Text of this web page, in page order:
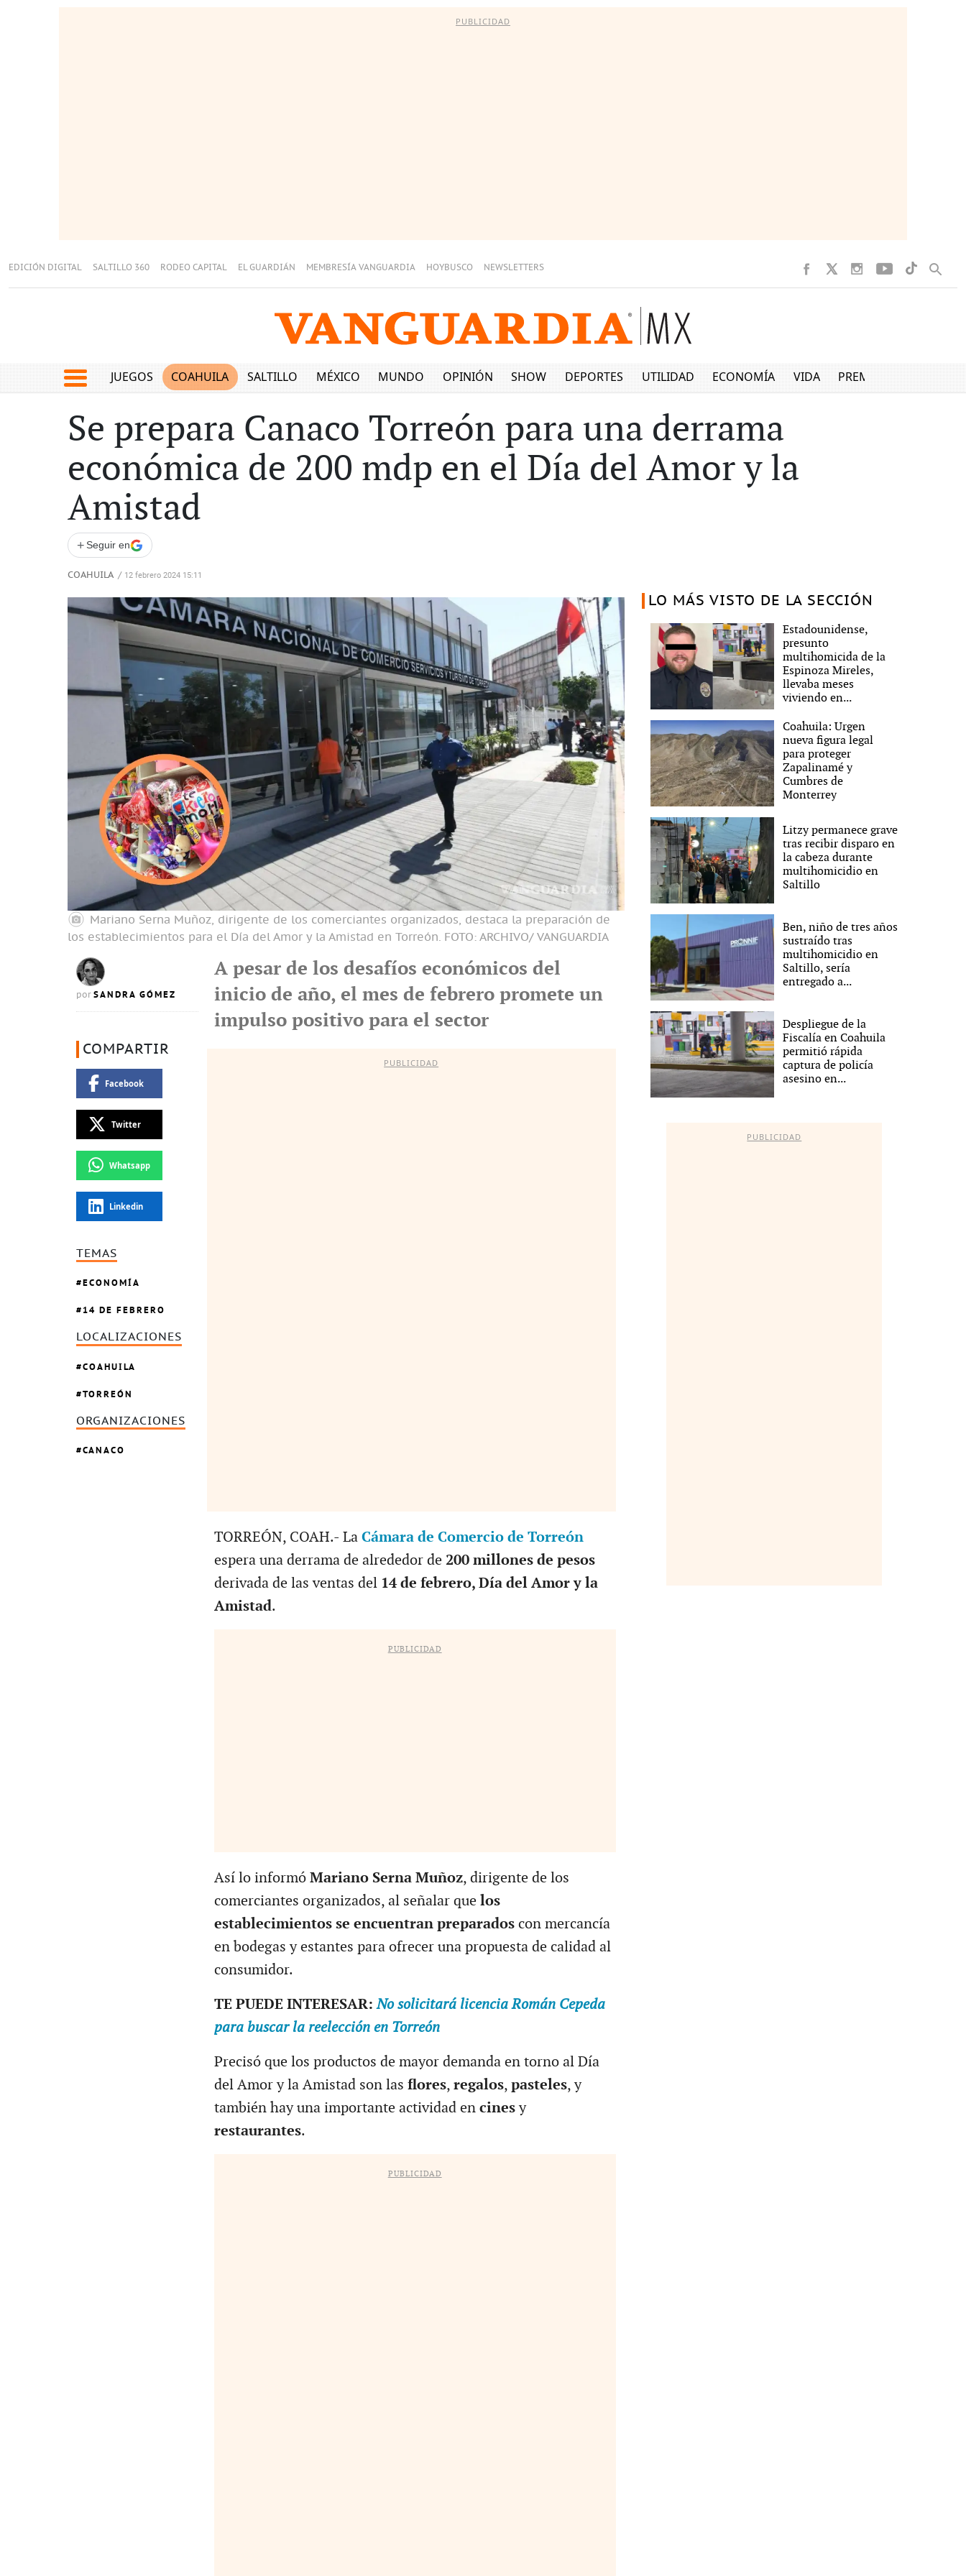
PUBLICIDAD
EDICIÓN DIGITAL SALTILLO 360 RODEO CAPITAL EL GUARDIÁN MEMBRESÍA VANGUARDIA HOYBUSCO NEWSLETTERS
JUEGOS COAHUILA SALTILLO MÉXICO MUNDO OPINIÓN SHOW DEPORTES UTILIDAD ECONOMÍA VIDA PREMIUM
Se prepara Canaco Torreón para una derrama
económica de 200 mdp en el Día del Amor y la
Amistad
+ Seguir en
COAHUILA / 12 febrero 2024 15:11
Mariano Serna Muñoz, dirigente de los comerciantes organizados, destaca la preparación de
los establecimientos para el Día del Amor y la Amistad en Torreón. FOTO: ARCHIVO/ VANGUARDIA
por SANDRA GÓMEZ
COMPARTIR
Facebook
Twitter
Whatsapp
Linkedin
TEMAS
ECONOMÍA
14 DE FEBRERO
LOCALIZACIONES
COAHUILA
TORREÓN
ORGANIZACIONES
CANACO
A pesar de los desafíos económicos del
inicio de año, el mes de febrero promete un
impulso positivo para el sector
PUBLICIDAD
TORREÓN, COAH.- La Cámara de Comercio de Torreón
espera una derrama de alrededor de 200 millones de pesos
derivada de las ventas del 14 de febrero, Día del Amor y la
Amistad.
PUBLICIDAD
Así lo informó Mariano Serna Muñoz, dirigente de los
comerciantes organizados, al señalar que los
establecimientos se encuentran preparadoscon mercancía
en bodegas y estantes para ofrecer una propuesta de calidad al
consumidor.
TE PUEDE INTERESAR:No solicitará licencia Román Cepeda
para buscar la reelección en Torreón
Precisó que los productos de mayor demanda en torno al Día
del Amor y la Amistad son las flores, regalos, pasteles, y
también hay una importante actividad en cinesy
restaurantes.
PUBLICIDAD
LO MÁS VISTO DE LA SECCIÓN
Estadounidense,
presunto
multihomicida de la
Espinoza Mireles,
llevaba meses
viviendo en...
Coahuila: Urgen
nueva figura legal
para proteger
Zapalinamé y
Cumbres de
Monterrey
Litzy permanece grave
tras recibir disparo en
la cabeza durante
multihomicidio en
Saltillo
Ben, niño de tres años
sustraído tras
multihomicidio en
Saltillo, sería
entregado a...
Despliegue de la
Fiscalía en Coahuila
permitió rápida
captura de policía
asesino en...
PUBLICIDAD